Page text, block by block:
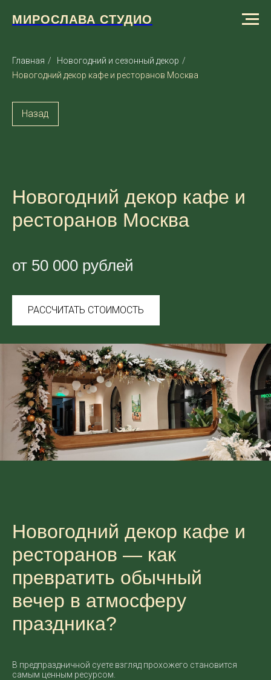
МИРОСЛАВА СТУДИО
Главная / Новогодний и сезонный декор /
Новогодний декор кафе и ресторанов Москва
Назад
Новогодний декор кафе и
ресторанов Москва
от 50 000 рублей
РАССЧИТАТЬ СТОИМОСТЬ
Новогодний декор кафе и
ресторанов — как
превратить обычный
вечер в атмосферу
праздника?
В предпраздничной суете взгляд прохожего становится
самым ценным ресурсом.